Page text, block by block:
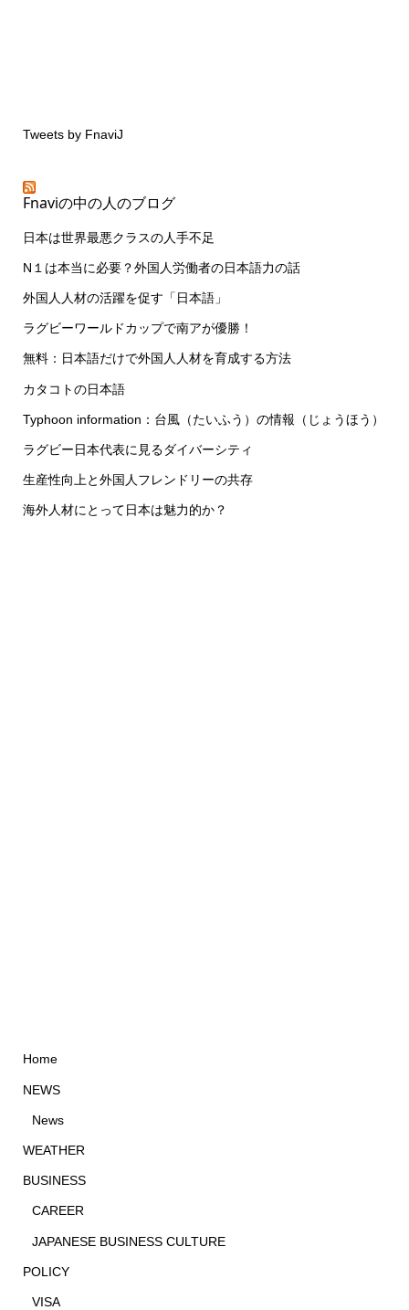
Tweets by FnaviJ
Fnaviの中の人のブログ
日本は世界最悪クラスの人手不足
N１は本当に必要？外国人労働者の日本語力の話
外国人人材の活躍を促す「日本語」
ラグビーワールドカップで南アが優勝！
無料：日本語だけで外国人人材を育成する方法
カタコトの日本語
Typhoon information：台風（たいふう）の情報（じょうほう）
ラグビー日本代表に見るダイバーシティ
生産性向上と外国人フレンドリーの共存
海外人材にとって日本は魅力的か？
Home
NEWS
News
WEATHER
BUSINESS
CAREER
JAPANESE BUSINESS CULTURE
POLICY
VISA